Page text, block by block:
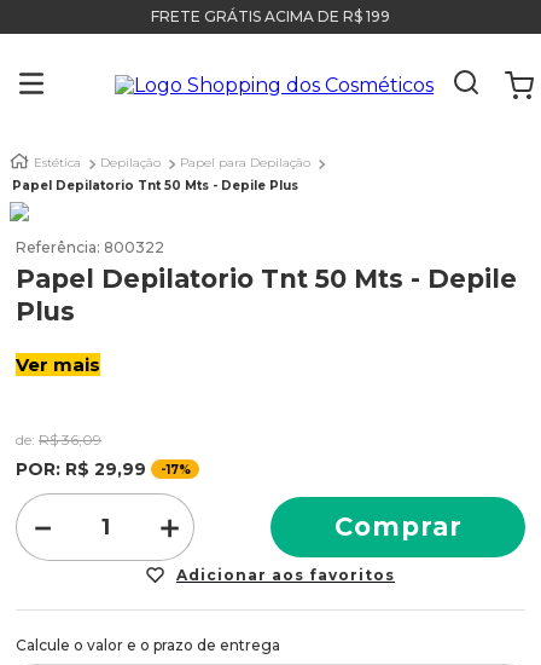
FRETE GRÁTIS ACIMA DE R$ 199
Estética Depilação
Papel para Depilação
Papel Depilatorio Tnt 50 Mts - Depile Plus
Referência: 800322
Papel Depilatorio Tnt 50 Mts - Depile
Plus
Ver mais
de: R$ 36,09
POR: R$ 29,99 -17%
＋
－ Comprar